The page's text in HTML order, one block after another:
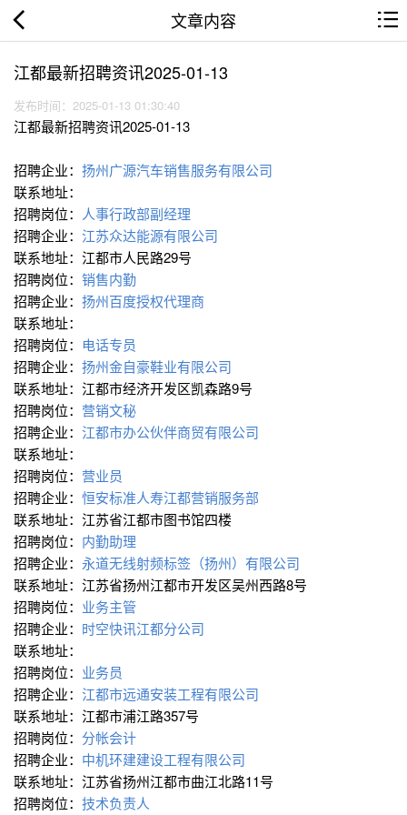
文章内容
江都最新招聘资讯2025-01-13
发布时间：2025-01-13 01:30:40
江都最新招聘资讯2025-01-13
招聘企业： 扬州广源汽车销售服务有限公司
联系地址：
招聘岗位： 人事行政部副经理
招聘企业： 江苏众达能源有限公司
联系地址：江都市人民路29号
招聘岗位： 销售内勤
招聘企业： 扬州百度授权代理商
联系地址：
招聘岗位： 电话专员
招聘企业： 扬州金自豪鞋业有限公司
联系地址：江都市经济开发区凯森路9号
招聘岗位： 营销文秘
招聘企业： 江都市办公伙伴商贸有限公司
联系地址：
招聘岗位： 营业员
招聘企业： 恒安标准人寿江都营销服务部
联系地址：江苏省江都市图书馆四楼
招聘岗位： 内勤助理
招聘企业： 永道无线射频标签（扬州）有限公司
联系地址：江苏省扬州江都市开发区吴州西路8号
招聘岗位： 业务主管
招聘企业： 时空快讯江都分公司
联系地址：
招聘岗位： 业务员
招聘企业： 江都市远通安装工程有限公司
联系地址：江都市浦江路357号
招聘岗位： 分帐会计
招聘企业： 中机环建建设工程有限公司
联系地址：江苏省扬州江都市曲江北路11号
招聘岗位： 技术负责人